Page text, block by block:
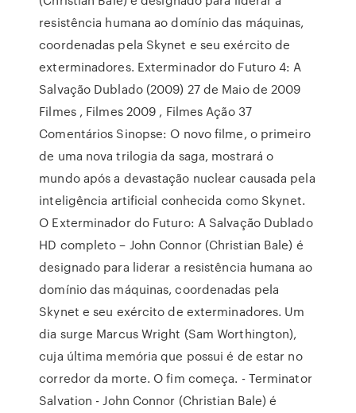
resistência humana ao domínio das máquinas,
coordenadas pela Skynet e seu exército de
exterminadores. Exterminador do Futuro 4: A
Salvação Dublado (2009) 27 de Maio de 2009
Filmes , Filmes 2009 , Filmes Ação 37
Comentários Sinopse: O novo filme, o primeiro
de uma nova trilogia da saga, mostrará o
mundo após a devastação nuclear causada pela
inteligência artificial conhecida como Skynet.
O Exterminador do Futuro: A Salvação Dublado
HD completo – John Connor (Christian Bale) é
designado para liderar a resistência humana ao
domínio das máquinas, coordenadas pela
Skynet e seu exército de exterminadores. Um
dia surge Marcus Wright (Sam Worthington),
cuja última memória que possui é de estar no
corredor da morte. O fim começa. - Terminator
Salvation - John Connor (Christian Bale) é